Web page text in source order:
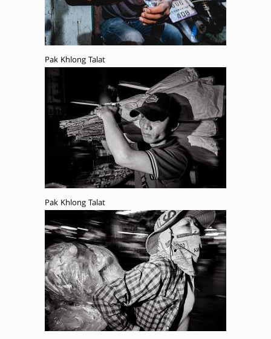
Pak Khlong Talat
Pak Khlong Talat